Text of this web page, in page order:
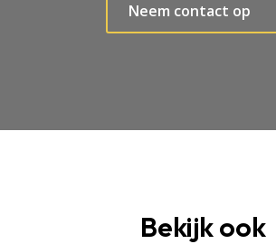
Neem contact op
Bekijk ook